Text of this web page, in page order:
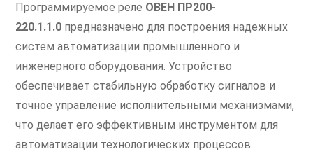
Программируемое реле ОВЕН ПР200-
220.1.1.0 предназначено для построения надежных
систем автоматизации промышленного и
инженерного оборудования. Устройство
обеспечивает стабильную обработку сигналов и
точное управление исполнительными механизмами,
что делает его эффективным инструментом для
автоматизации технологических процессов.